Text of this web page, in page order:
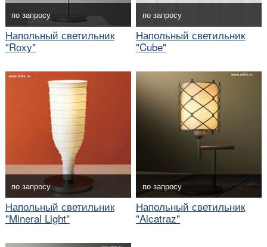
по запросу
Напольный светильник
"Roxy"
по запросу
Напольный светильник
"Cube"
по запросу
Напольный светильник
"Mineral Light"
по запросу
Напольный светильник
"Alcatraz"